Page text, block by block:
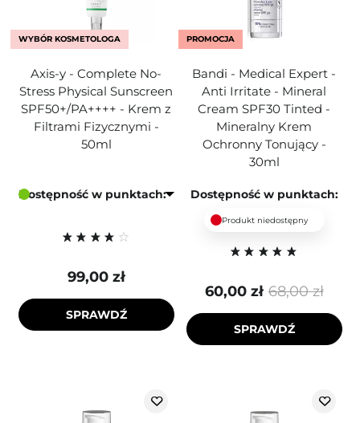
WYBÓR KOSMETOLOGA
Axis-y - Complete No-
Stress Physical Sunscreen
SPF50+/PA++++ - Krem z
Filtrami Fizycznymi -
50ml
Dostępność w punktach:
99,00 zł
SPRAWDŹ
PROMOCJA
Bandi - Medical Expert -
Anti Irritate - Mineral
Cream SPF30 Tinted -
Mineralny Krem
Ochronny Tonujący -
30ml
Dostępność w punktach:
Produkt niedostępny
68,00 zł
60,00 zł
SPRAWDŹ